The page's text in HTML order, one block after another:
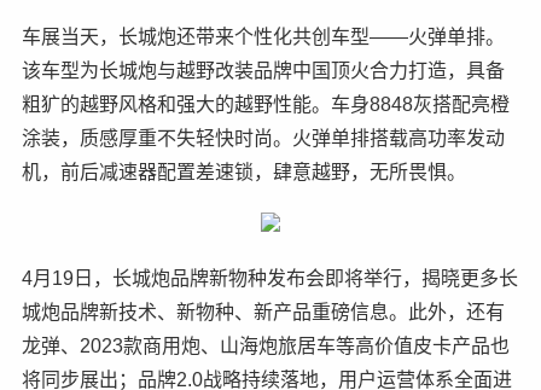
车展当天，长城炮还带来个性化共创车型——火弹单排。
该车型为长城炮与越野改装品牌中国顶火合力打造，具备
粗犷的越野风格和强大的越野性能。车身8848灰搭配亮橙
涂装，质感厚重不失轻快时尚。火弹单排搭载高功率发动
机，前后减速器配置差速锁，肆意越野，无所畏惧。
4月19日，长城炮品牌新物种发布会即将举行，揭晓更多长
城炮品牌新技术、新物种、新产品重磅信息。此外，还有
龙弹、2023款商用炮、山海炮旅居车等高价值皮卡产品也
将同步展出；品牌2.0战略持续落地，用户运营体系全面进